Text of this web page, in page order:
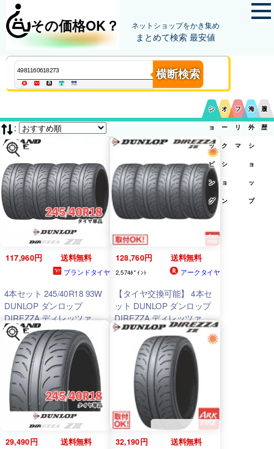
その価格OK？ ネットショップをかき集め
まとめて検索 最安値
横断検索
シ
ョ
ッ
ピ
ン
グ
オ
ー
ク
シ
ョ
ン
フ
リ
マ
海
外
シ
ョ
ッ
プ
履
歴
:
117,960円 送料無料
ブランドタイヤ
4本セット 245/40R18 93W
DUNLOP ダンロップ
DIREZZA ディレッツァ Z3
ZIII タイヤのみ 送料無料
128,760円 送料無料
2,574ﾎﾟｲﾝﾄ アークタイヤ
【タイヤ交換可能】 4本セ
ット DUNLOP ダンロップ
DIREZZA ディレッツァ Z3
ZIII 245/40R18 93W 送料無
料 タイヤ単品4本価格
29,490円 送料無料 32,190円 送料無料